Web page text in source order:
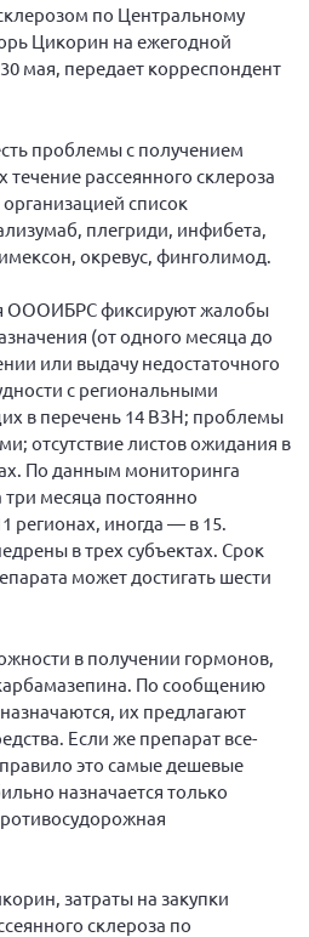
2022
2021
2020
больным рассеянным
ответы
документы
мнения
конференция
XX лет работы
тренинг
новые реалии" (26-
по Центральному
Цикорин на ежегодной
мая, передает корреспондент
проблемы с получением
рассеянного склероза
список
плегриди, инфибета,
окревус, финголимод.
ОООИБРС фиксируют жалобы
(от одного месяца до
или выдачу недостаточного
с региональными
в перечень 14 ВЗН; проблемы
отсутствие листов ожидания в
По данным мониторинга
месяца постоянно
регионах, иногда — в 15.
в трех субъектах. Срок
может достигать шести
в получении гормонов,
По сообщению
их предлагают
Если же препарат все-
это самые дешевые
назначается только
затраты на закупки
склероза по